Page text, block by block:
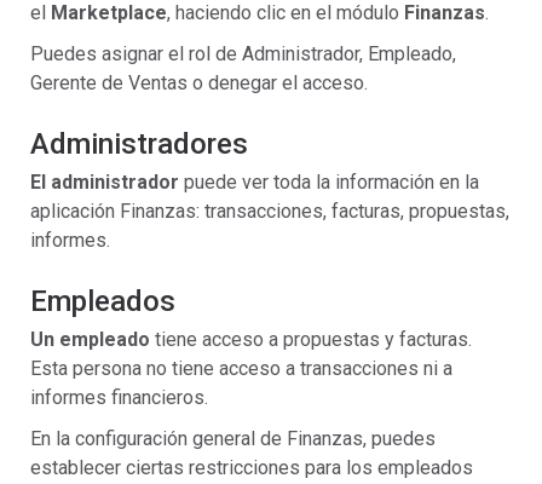
el Marketplace, haciendo clic en el módulo Finanzas.
Puedes asignar el rol de Administrador, Empleado,
Gerente de Ventas o denegar el acceso.
Administradores
El administrador puede ver toda la información en la
aplicación Finanzas: transacciones, facturas, propuestas,
informes.
Empleados
Un empleado tiene acceso a propuestas y facturas.
Esta persona no tiene acceso a transacciones ni a
informes financieros.
En la configuración general de Finanzas, puedes
establecer ciertas restricciones para los empleados